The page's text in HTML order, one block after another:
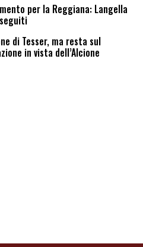
per la Reggiana: Langella
di Tesser, ma resta sul
in vista dell’Alcione